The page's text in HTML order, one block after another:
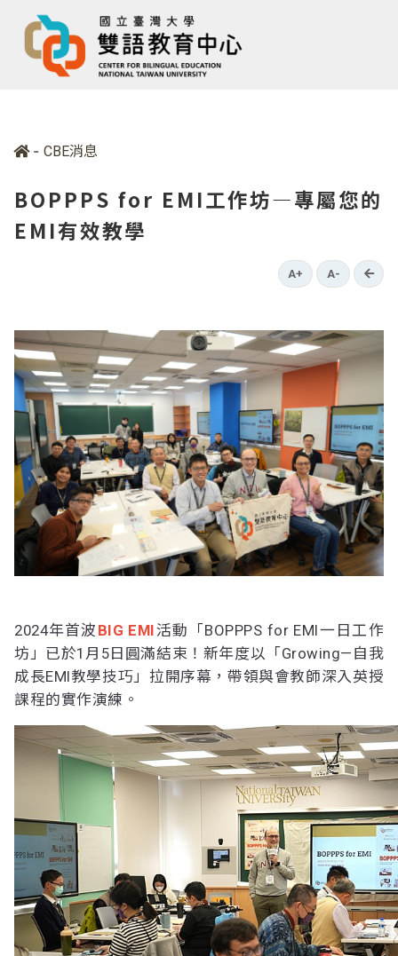
- CBE消息
BOPPPS for EMI工作坊—專屬您的
EMI有效教學
A+ A- go
2024年首波 BIG EMI活動「BOPPPS for EMI一日工作
坊」已於1月5日圓滿結束！新年度以「Growing—自我
成長EMI教學技巧」拉開序幕，帶領與會教師深入英授
課程的實作演練。